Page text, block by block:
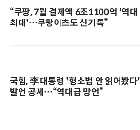
“쿠팡, 7월 결제액 6조1100억 '역대
최대'…쿠팡이츠도 신기록”
국힘, 李 대통령 '형소법 안 읽어봤다'
발언 공세…“역대급 망언”